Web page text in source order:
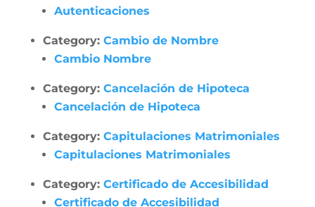
Autenticaciones
Category: Cambio de Nombre
Cambio Nombre
Category: Cancelación de Hipoteca
Cancelación de Hipoteca
Category: Capitulaciones Matrimoniales
Capitulaciones Matrimoniales
Category: Certificado de Accesibilidad
Certificado de Accesibilidad